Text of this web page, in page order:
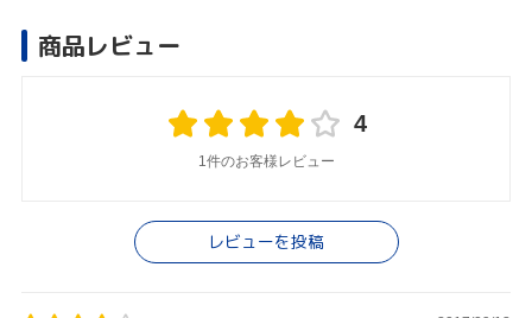
商品レビュー
4
1件のお客様レビュー
レビューを投稿